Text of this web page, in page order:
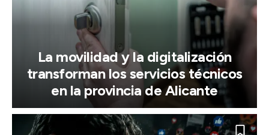
La movilidad y la digitalización
transforman los servicios técnicos
en la provincia de Alicante